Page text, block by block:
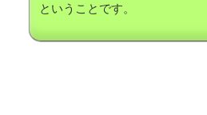
ということです。